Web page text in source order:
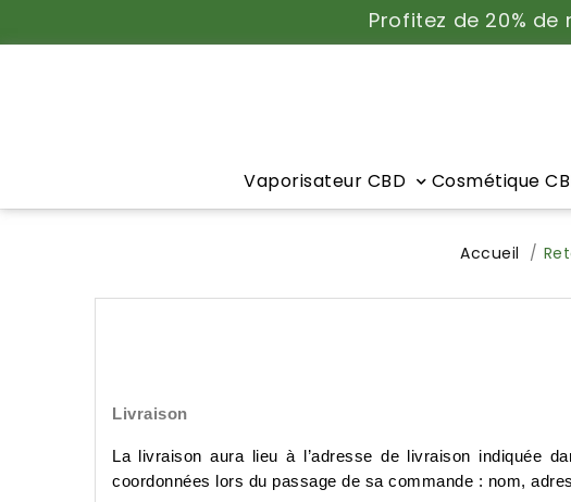
Profitez de 20%
Vaporisateur CBD Cosmétique
Accueil
Livraison
La livraison aura lieu à l’adresse de livraison indiquée
coordonnées lors du passage de sa commande : nom,